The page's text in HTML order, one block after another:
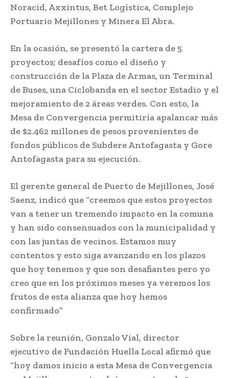
Noracid, Axxintus, Bet Logística, Complejo
Portuario Mejillones y Minera El Abra.
En la ocasión, se presentó la cartera de 5
proyectos; desafíos como el diseño y
construcción de la Plaza de Armas, un Terminal
de Buses, una Ciclobanda en el sector Estadio y el
mejoramiento de 2 áreas verdes. Con esto, la
Mesa de Convergencia permitiría apalancar más
de $2.462 millones de pesos provenientes de
fondos públicos de Subdere Antofagasta y Gore
Antofagasta para su ejecución.
El gerente general de Puerto de Mejillones, José
Saenz, indicó que “creemos que estos proyectos
van a tener un tremendo impacto en la comuna
y han sido consensuados con la municipalidad y
con las juntas de vecinos. Estamos muy
contentos y esto siga avanzando en los plazos
que hoy tenemos y que son desafiantes pero yo
creo que en los próximos meses ya veremos los
frutos de esta alianza que hoy hemos
confirmado”
Sobre la reunión, Gonzalo Vial, director
ejecutivo de Fundación Huella Local afirmó que
“hoy damos inicio a esta Mesa de Convergencia